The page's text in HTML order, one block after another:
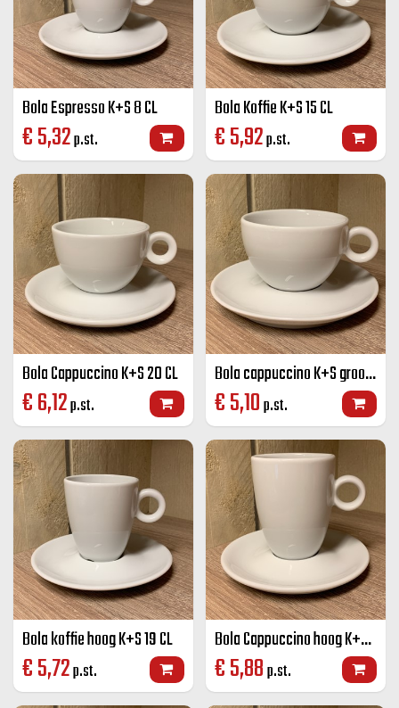
Bola Espresso K+S 8 CL
€5,32p.st.
Bola Koffie K+S 15 CL
€5,92p.st.
Bola Cappuccino K+S 20 CL
€6,12p.st.
Bola cappuccino K+S groot 280 cc.
€5,10p.st.
Bola koffie hoog K+S 19 CL
€5,72p.st.
Bola Cappuccino hoog K+S 25 CL
€5,88p.st.